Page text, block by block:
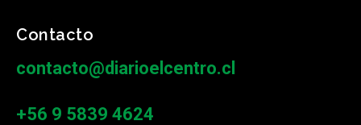
Contacto
contacto@diarioelcentro.cl
+56 9 5839 4624